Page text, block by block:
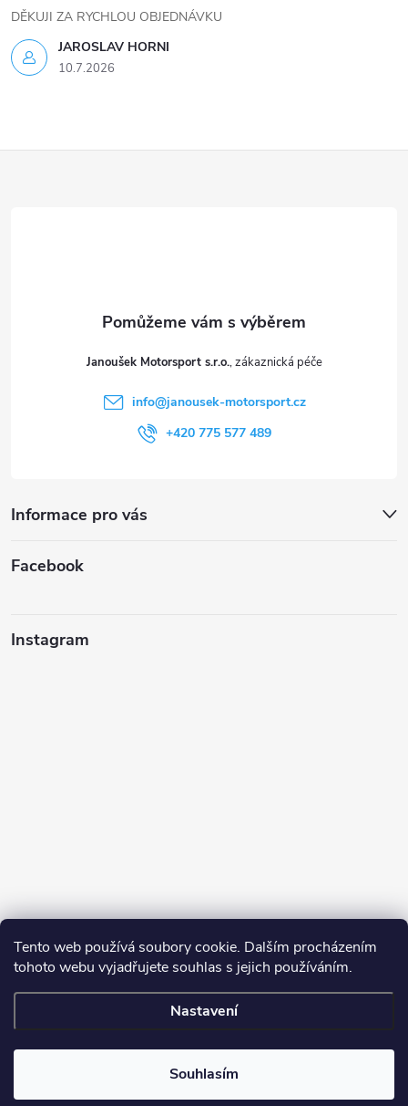
Tento web používá soubory cookie. Dalším procházením
tohoto webu vyjadřujete souhlas s jejich používáním.
Nastavení
Souhlasím
JAROSLAV HORNI
10.7.2026
DĚKUJI ZA RYCHLOU OBJEDNÁVKU
Janoušek Motorsport s.r.o.
info@janousek-motorsport.cz
+420 775 577 489
Informace pro vás
Facebook
Instagram
Sledovat na Instagramu
práva vyhrazena.Upravit nastavení cookies